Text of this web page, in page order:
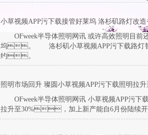
小草视频APP污下载接管好莱坞 洛杉矶路灯改
OFweek半导体照明网讯 或许高效照明目前
坞。 洛杉矶小草视频APP污下载路灯替
约。
照明市场回升 璨圆小草视频APP污下载照明拉
OFweek半导体照明网讯 小草视频APP污下
拉升至30%，加上新产能自6月份陆